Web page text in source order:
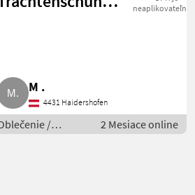
neaplikovateľné
M .
4431 Haidershofen
/
oblečenie
2 Mesiace online